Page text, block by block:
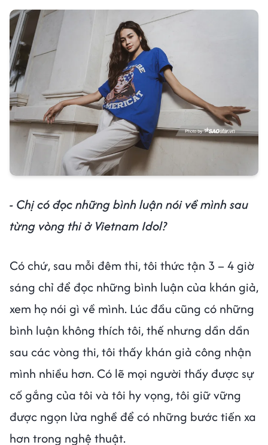
- Chị có đọc những bình luận nói về mình sau
từng vòng thi ở Vietnam Idol?
Có chứ, sau mỗi đêm thi, tôi thức tận 3 – 4 giờ
sáng chỉ để đọc những bình luận của khán giả,
xem họ nói gì về mình. Lúc đầu cũng có những
bình luận không thích tôi, thế nhưng dần dần
sau các vòng thi, tôi thấy khán giả công nhận
mình nhiều hơn. Có lẽ mọi người thấy được sự
cố gắng của tôi và tôi hy vọng, tôi giữ vững
được ngọn lửa nghề để có những bước tiến xa
hơn trong nghệ thuật.